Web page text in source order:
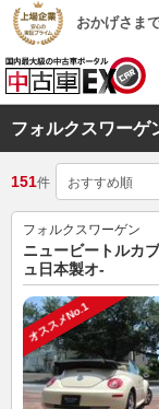
おかげさまで
フォルクスワーゲ
151件
フォルクスワーゲン
ニュービートルカ
ュ日本製オ-
オススメNo.1